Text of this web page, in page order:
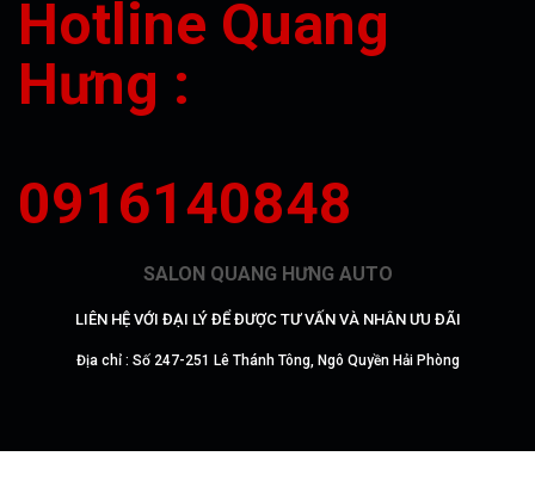
Hotline Quang
Hưng :
0916140848
SALON QUANG HƯNG AUTO
LIÊN HỆ VỚI ĐẠI LÝ ĐỂ ĐƯỢC TƯ VẤN VÀ NHÂN ƯU ĐÃI
Địa chỉ : Số 247-251 Lê Thánh Tông, Ngô Quyền Hải Phòng